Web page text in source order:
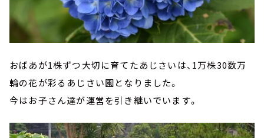
おばあが1株ずつ大切に育てたあじさいは、1万株30数万
輪の花が彩るあじさい園となりました。
今はお子さん達が運営を引き継いでいます。